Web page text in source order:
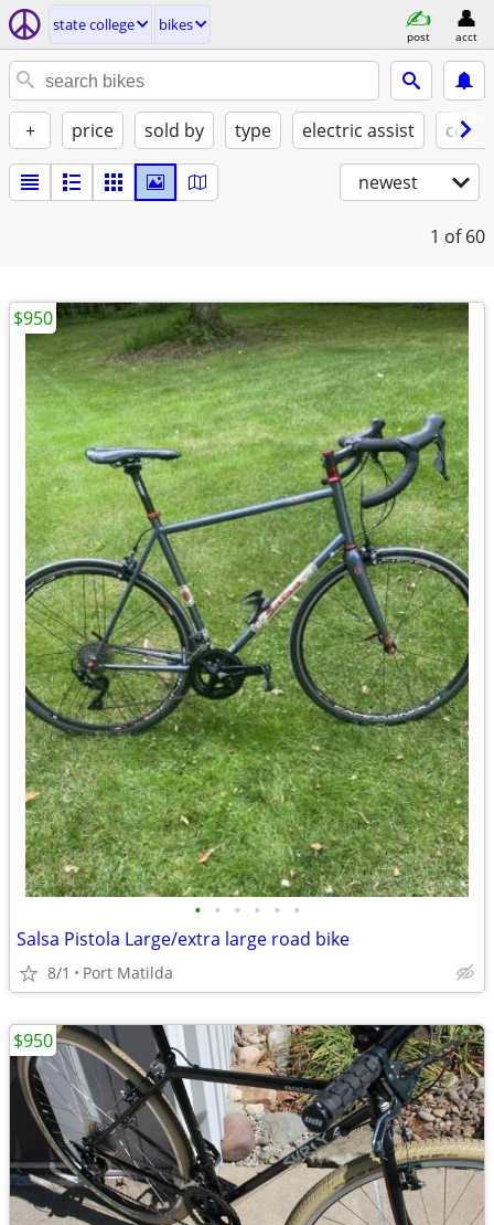
state college bikes
post acct
+ price sold by type electric assist
newest
1 of 60
• • • • • •
Salsa Pistola Large/extra large road bike
8/1 Port Matilda
$950
$950